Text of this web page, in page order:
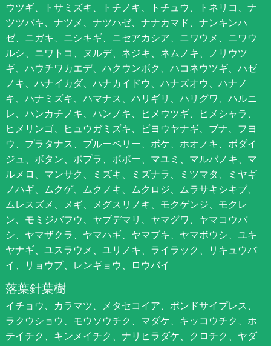
ウツギ、トサミズキ、トチノキ、トチュウ、トネリコ、ナ
ツツバキ、ナツメ、ナツハゼ、ナナカマド、ナンキンハ
ゼ、ニガキ、ニシキギ、ニセアカシア、ニワウメ、ニワウ
ルシ、ニワトコ、ヌルデ、ネジキ、ネムノキ、ノリウツ
ギ、ハウチワカエデ、ハクウンボク、ハコネウツギ、ハゼ
ノキ、ハナイカダ、ハナカイドウ、ハナズオウ、ハナノ
キ、ハナミズキ、ハマナス、ハリギリ、ハリグワ、ハルニ
レ、ハンカチノキ、ハンノキ、ヒメウツギ、ヒメシャラ、
ヒメリンゴ、ヒュウガミズキ、ビヨウヤナギ、ブナ、フヨ
ウ、プラタナス、ブルーベリー、ボケ、ホオノキ、ボダイ
ジュ、ボタン、ポプラ、ポポー、マユミ、マルバノキ、マ
ルメロ、マンサク、ミズキ、ミズナラ、ミツマタ、ミヤギ
ノハギ、ムクゲ、ムクノキ、ムクロジ、ムラサキシキブ、
ムレスズメ、メギ、メグスリノキ、モクゲンジ、モクレ
ン、モミジバフウ、ヤブデマリ、ヤマグワ、ヤマコウバ
シ、ヤマザクラ、ヤマハギ、ヤマブキ、ヤマボウシ、ユキ
ヤナギ、ユスラウメ、ユリノキ、ライラック、リキュウバ
イ、リョウブ、レンギョウ、ロウバイ
落葉針葉樹
イチョウ、カラマツ、メタセコイア、ポンドサイプレス、
ラクウショウ、モウソウチク、マダケ、キッコウチク、ホ
テイチク、キンメイチク、ナリヒラダケ、クロチク、ヤダ